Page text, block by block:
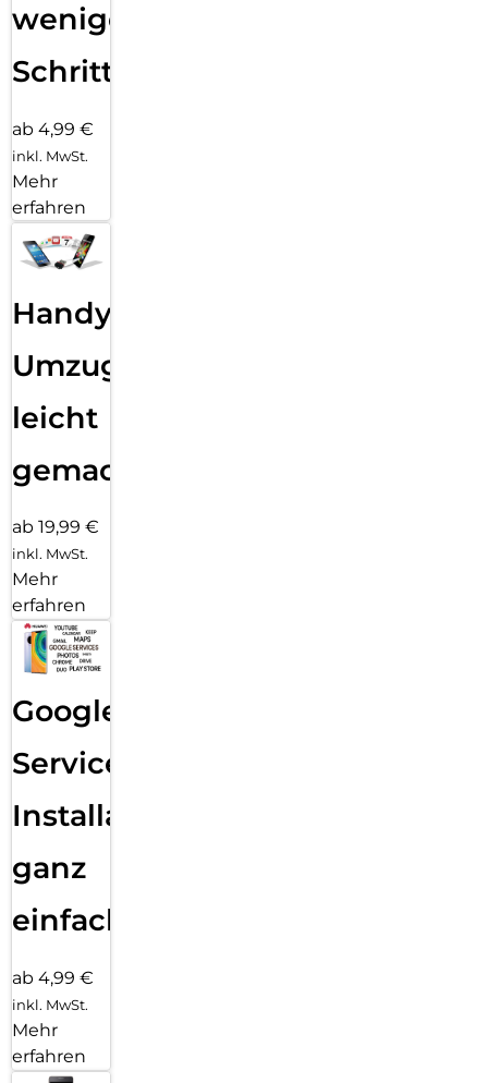
wenigen
Schritten
ab 4,99 €
inkl. MwSt.
Mehr
erfahren
Handy
Umzug
leicht
gemacht!
ab 19,99 €
inkl. MwSt.
Mehr
erfahren
Google
Services
Installation
ganz
einfach
ab 4,99 €
inkl. MwSt.
Mehr
erfahren